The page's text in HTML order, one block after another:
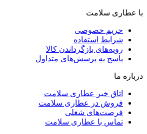
با عطاری سلامت
حریم خصوصی
شرایط استفاده
رویه‌های بازگرداندن کالا
پاسخ به پرسش‌های متداول
درباره ما
اتاق خبر عطاری سلامت
فروش در عطاری سلامت
فرصت‌های شغلی
تماس با عطاری سلامت